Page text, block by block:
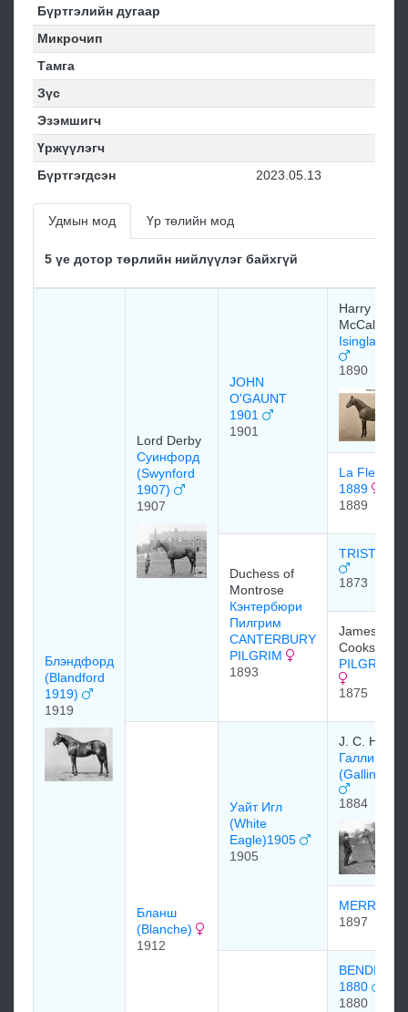
Бүртгэлийн дугаар
Микрочип
Тамга
Зүс
Эзэмшигч
Үржүүлэгч
Бүртгэгдсэн
2023.05.13
Удмын мод Үр төлийн мод
5 үе дотор төрлийн нийлүүлэг байхгүй
Блэндфорд
(Blandford
1919)
1919
Lord Derby
Суинфорд
(Swynford
1907)
1907
JOHN
O'GAUNT
1901
1901
Harry
McCalmont
Isinglass
1890
La Fleche
1889
1889
Duchess of
Montrose
Кэнтербюри
Пилгрим
CANTERBURY
PILGRIM
1893
TRISTAN
1873
James
Cookson
1875
Бланш
(Blanche)
1912
Уайт Игл
(White
Eagle)1905
1905
J. C. Hill
Галлиньюл
1884
MERRY
1897
BENDIGO
1880
1880